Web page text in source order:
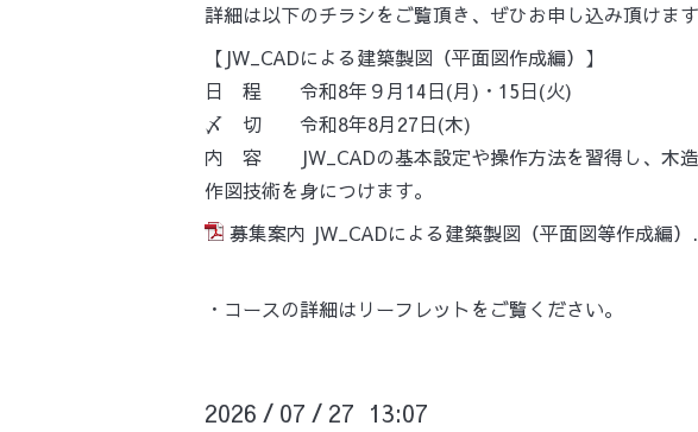
詳細は以下のチラシをご覧頂き、ぜひお申し込み頂けま
【JW_CADによる建築製図（平面図作成編）】
日 程 令和8年９月14日(月)・15日(火)
〆 切 令和8年8月27日(木)
内 容 JW_CADの基本設定や操作方法を習得し、木造
作図技術を身につけます。
募集案内 JW_CADによる建築製図（平面図等作成編
・コースの詳細はリーフレットをご覧ください。
2026 / 07 / 27 13:07